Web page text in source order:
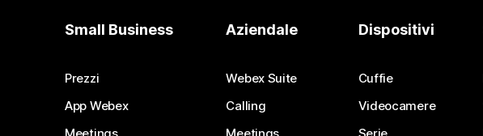
Small Business
Prezzi
App Webex
Aziendale
Webex Suite
Calling
Dispositivi
Cuffie
Videocamere